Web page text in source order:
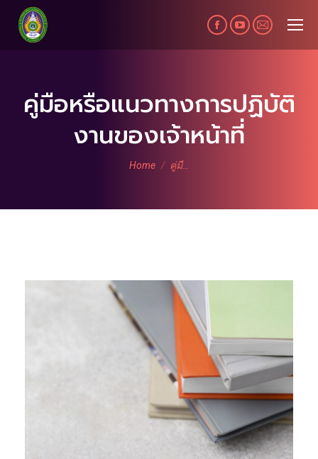
Facebook
page
new
window
YouTube
page
in
new
window
Mail
page
in
new
คู่มือหรือแนวทางการปฏิบัติ
งานของเจ้าหน้าที่
You are here:
Home คู่มื…